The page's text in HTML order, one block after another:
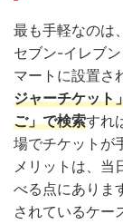
最も手軽なのは
セブン-イレブ
マートに設置さ
ジャーチケット
ご」で検索すれ
場でチケットが
メリットは、当
べる点にありま
されているケー